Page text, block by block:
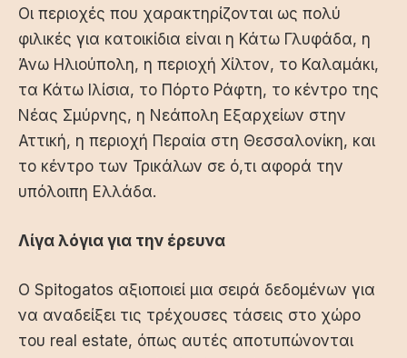
Οι περιοχές που χαρακτηρίζονται ως πολύ
φιλικές για κατοικίδια είναι η Κάτω Γλυφάδα, η
Άνω Ηλιούπολη, η περιοχή Χίλτον, το Καλαμάκι,
τα Κάτω Ιλίσια, το Πόρτο Ράφτη, το κέντρο της
Νέας Σμύρνης, η Νεάπολη Εξαρχείων στην
Αττική, η περιοχή Περαία στη Θεσσαλονίκη, και
το κέντρο των Τρικάλων σε ό,τι αφορά την
υπόλοιπη Ελλάδα.
Λίγα λόγια για την έρευνα
Ο Spitogatos αξιοποιεί μια σειρά δεδομένων για
να αναδείξει τις τρέχουσες τάσεις στο χώρο
του real estate, όπως αυτές αποτυπώνονται